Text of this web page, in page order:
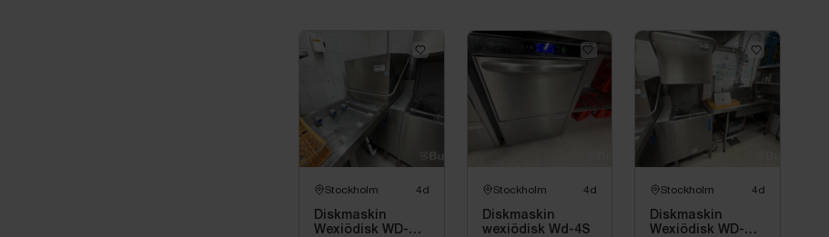
Stockholm 4d
Diskmaskin
Wexiödisk WD-
Stockholm 4d
Diskmaskin
wexiödisk Wd-4S
Stockholm 4d
Diskmaskin
Wexiödisk WD-